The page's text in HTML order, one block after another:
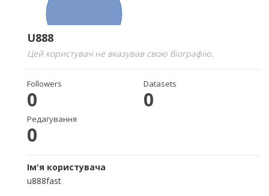
U888
Цей користувач не вказував свою біографію.
Followers
0
Datasets
0
Редагування
0
Ім'я користувача
u888fast